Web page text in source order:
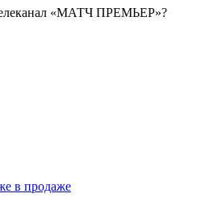
«МАТЧ ПРЕМЬЕР»?
в продаже